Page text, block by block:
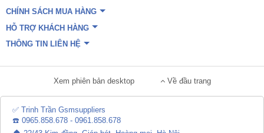
CHÍNH SÁCH MUA HÀNG
HỖ TRỢ KHÁCH HÀNG
THÔNG TIN LIÊN HỆ
Xem phiên bản desktop Về đầu trang
✅ Trinh Trần Gsmsuppliers
☎️ 0965.858.678 - 0961.858.678